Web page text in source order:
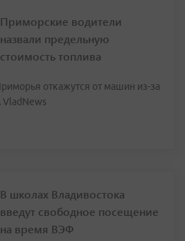
Приморские водители
назвали предельную
стоимость топлива
откажутся от машин из-за
VladNews
В школах Владивостока
введут свободное посещение
на время ВЭФ